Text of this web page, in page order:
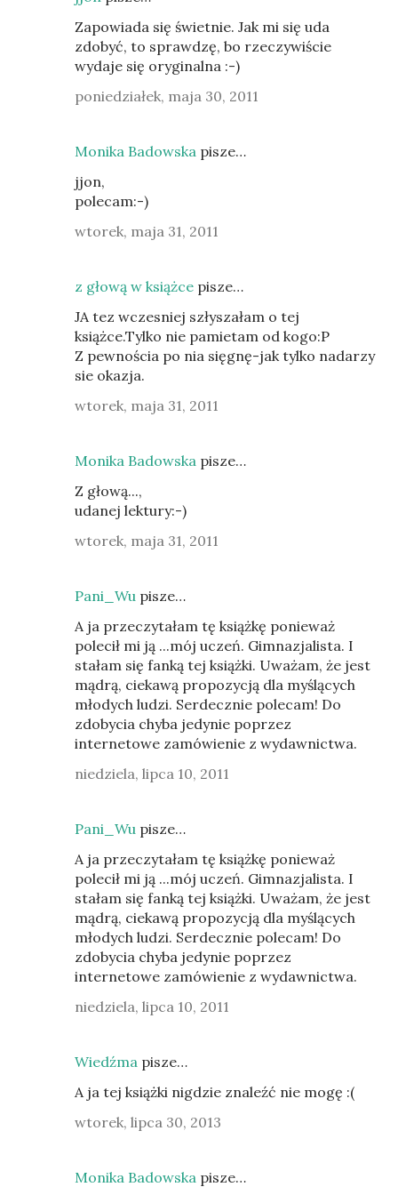
Zapowiada się świetnie. Jak mi się uda
zdobyć, to sprawdzę, bo rzeczywiście
wydaje się oryginalna :-)
poniedziałek, maja 30, 2011
Monika Badowska pisze…
jjon,
polecam:-)
wtorek, maja 31, 2011
z głową w książce pisze…
JA tez wczesniej szłyszałam o tej
książce.Tylko nie pamietam od kogo:P
Z pewnościa po nia sięgnę-jak tylko nadarzy
sie okazja.
wtorek, maja 31, 2011
Monika Badowska pisze…
Z głową...,
udanej lektury:-)
wtorek, maja 31, 2011
Pani_Wu pisze…
A ja przeczytałam tę książkę ponieważ
polecił mi ją ...mój uczeń. Gimnazjalista. I
stałam się fanką tej książki. Uważam, że jest
mądrą, ciekawą propozycją dla myślących
młodych ludzi. Serdecznie polecam! Do
zdobycia chyba jedynie poprzez
internetowe zamówienie z wydawnictwa.
niedziela, lipca 10, 2011
Pani_Wu pisze…
A ja przeczytałam tę książkę ponieważ
polecił mi ją ...mój uczeń. Gimnazjalista. I
stałam się fanką tej książki. Uważam, że jest
mądrą, ciekawą propozycją dla myślących
młodych ludzi. Serdecznie polecam! Do
zdobycia chyba jedynie poprzez
internetowe zamówienie z wydawnictwa.
niedziela, lipca 10, 2011
Wiedźma pisze…
A ja tej książki nigdzie znaleźć nie mogę :(
wtorek, lipca 30, 2013
Monika Badowska pisze…